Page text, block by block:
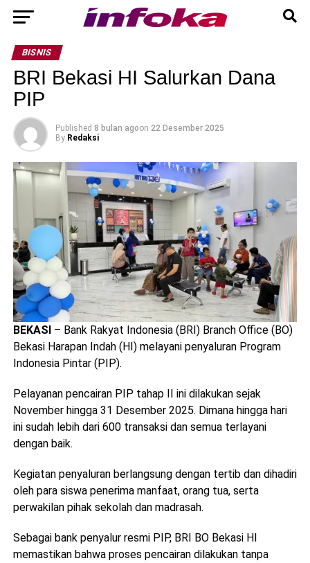
BISNIS
BRI Bekasi HI Salurkan Dana
PIP
Published 8 bulan agoon 22 Desember 2025
By Redaksi
BEKASI– Bank Rakyat Indonesia (BRI) Branch Office (BO)
Bekasi Harapan Indah (HI) melayani penyaluran Program
Indonesia Pintar (PIP).
Pelayanan pencairan PIP tahap II ini dilakukan sejak
November hingga 31 Desember 2025. Dimana hingga hari
ini sudah lebih dari 600 transaksi dan semua terlayani
dengan baik.
Kegiatan penyaluran berlangsung dengan tertib dan dihadiri
oleh para siswa penerima manfaat, orang tua, serta
perwakilan pihak sekolah dan madrasah.
Sebagai bank penyalur resmi PIP, BRI BO Bekasi HI
memastikan bahwa proses pencairan dilakukan tanpa